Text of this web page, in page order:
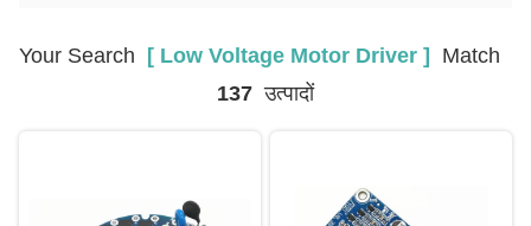
Your Search [ Low Voltage Motor Driver ]
Match
137 उत्पादों